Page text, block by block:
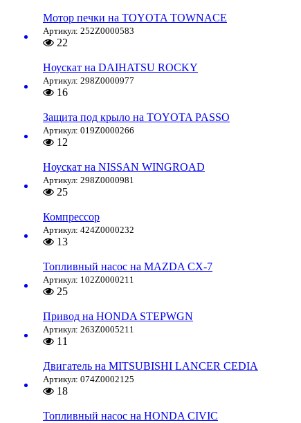
Мотор печки на TOYOTA TOWNACE
Артикул: 252Z0000583
22
Ноускат на DAIHATSU ROCKY
Артикул: 298Z0000977
16
Защита под крыло на TOYOTA PASSO
Артикул: 019Z0000266
12
Ноускат на NISSAN WINGROAD
Артикул: 298Z0000981
25
Компрессор
Артикул: 424Z0000232
13
Топливный насос на MAZDA CX-7
Артикул: 102Z0000211
25
Привод на HONDA STEPWGN
Артикул: 263Z0005211
11
Двигатель на MITSUBISHI LANCER CEDIA
Артикул: 074Z0002125
18
Топливный насос на HONDA CIVIC